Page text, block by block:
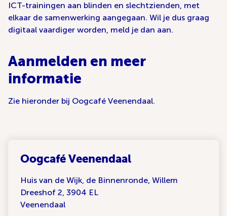
ICT-trainingen aan blinden en slechtzienden, met
elkaar de samenwerking aangegaan. Wil je dus graag
digitaal vaardiger worden, meld je dan aan.
Aanmelden en meer
informatie
Zie hieronder bij Oogcafé Veenendaal.
Oogcafé Veenendaal
Huis van de Wijk, de Binnenronde, Willem
Dreeshof 2, 3904 EL
Veenendaal